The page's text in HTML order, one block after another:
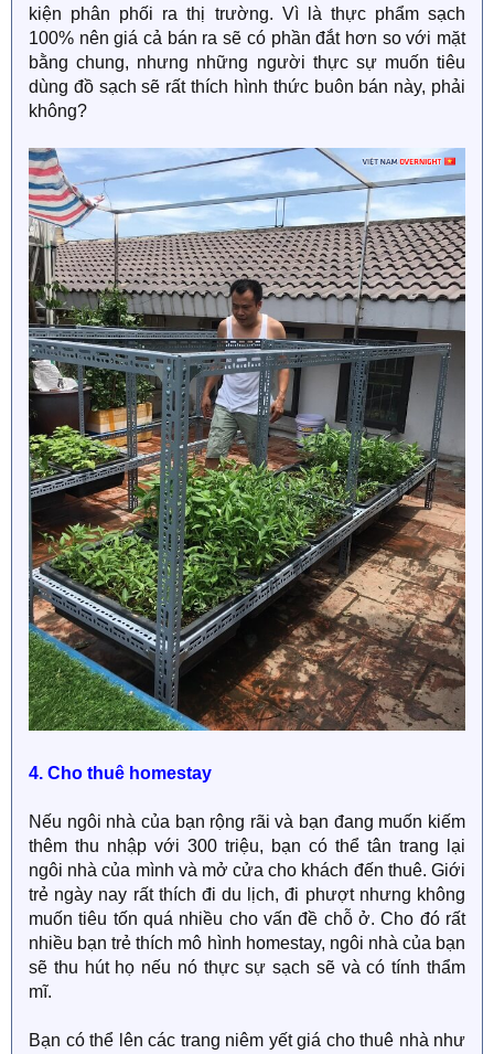
kiện phân phối ra thị trường. Vì là thực phẩm sạch
100% nên giá cả bán ra sẽ có phần đắt hơn so với mặt
bằng chung, nhưng những người thực sự muốn tiêu
dùng đồ sạch sẽ rất thích hình thức buôn bán này, phải
không?
4. Cho thuê homestay
Nếu ngôi nhà của bạn rộng rãi và bạn đang muốn kiếm
thêm thu nhập với 300 triệu, bạn có thể tân trang lại
ngôi nhà của mình và mở cửa cho khách đến thuê. Giới
trẻ ngày nay rất thích đi du lịch, đi phượt nhưng không
muốn tiêu tốn quá nhiều cho vấn đề chỗ ở. Cho đó rất
nhiều bạn trẻ thích mô hình homestay, ngôi nhà của bạn
sẽ thu hút họ nếu nó thực sự sạch sẽ và có tính thẩm
mĩ.
Bạn có thể lên các trang niêm yết giá cho thuê nhà như